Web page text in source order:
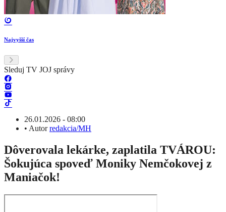
Najvyšší čas
Sleduj TV JOJ správy
26.01.2026 - 08:00
• Autorredakcia/MH
Dôverovala lekárke, zaplatila TVÁROU:
Šokujúca spoveď Moniky Nemčokovej z
Maniačok!